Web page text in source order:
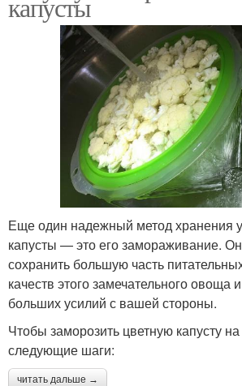
Еще один надежный метод хранения
капусты — это его замораживание.
сохранить большую часть
качеств этого замечательного овоща
больших усилий с вашей стороны.
Чтобы заморозить цветную капусту
следующие шаги:
читать дальше →